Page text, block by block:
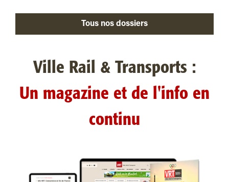
Tous nos dossiers
Ville Rail & Transports :
Un magazine et de l'info en
continu